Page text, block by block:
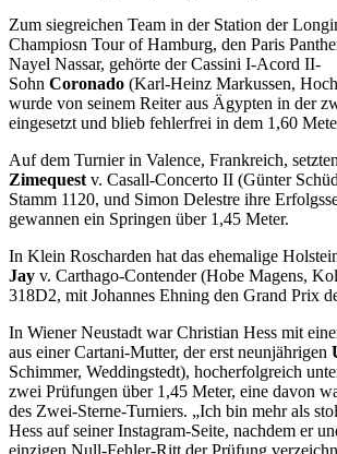
Zum siegreichen Team in der Station der
Champiosn Tour of Hamburg, den Paris
Nayel Nassar, gehörte der Cassini I-Acord II-
Sohn Coronado (Karl-Heinz Markussen,
wurde von seinem Reiter aus Ägypten in der
eingesetzt und blieb fehlerfrei in dem 1,60
Auf dem Turnier in Valence, Frankreich, setzten
Zimequest v. Casall-Concerto II (Günter
Stamm 1120, und Simon Delestre ihre
gewannen ein Springen über 1,45 Meter.
In Klein Roscharden hat das ehemalige
Jay v. Carthago-Contender (Hobe Magens,
318D2, mit Johannes Ehning den Grand Prix
In Wiener Neustadt war Christian Hess mit
aus einer Cartani-Mutter, der erst neunjährigen
Schimmer, Weddingstedt), hocherfolgreich
zwei Prüfungen über 1,45 Meter, eine davon
des Zwei-Sterne-Turniers. „Ich bin mehr als
Hess auf seiner Instagram-Seite, nachdem er